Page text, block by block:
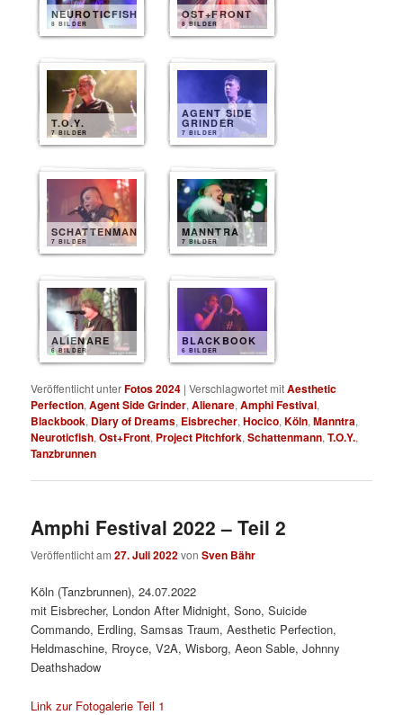
NEUROTICFISH
8 BILDER
OST+FRONT
8 BILDER
T.O.Y.
7 BILDER
AGENT SIDE
GRINDER
7 BILDER
SCHATTENMANN
7 BILDER
MANNTRA
7 BILDER
ALIENARE
6 BILDER
BLACKBOOK
6 BILDER
Veröffentlicht unterFotos 2024 |Verschlagwortet mitAesthetic
Perfection,Agent Side Grinder,Alienare,Amphi Festival,
Blackbook, Diary of Dreams, Eisbrecher,Hocico,Köln,Manntra,
Neuroticfish,Ost+Front, Project Pitchfork,Schattenmann,T.O.Y.,
Tanzbrunnen
Amphi Festival 2022 – Teil 2
Veröffentlicht am27. Juli 2022vonSven Bähr
Köln (Tanzbrunnen), 24.07.2022
mit Eisbrecher, London After Midnight, Sono, Suicide
Commando, Erdling, Samsas Traum, Aesthetic Perfection,
Heldmaschine, Rroyce, V2A, Wisborg, Aeon Sable, Johnny
Deathshadow
Link zur Fotogalerie Teil 1